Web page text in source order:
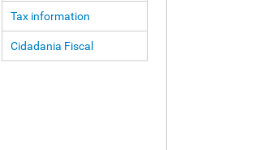
Tax information
Cidadania Fiscal